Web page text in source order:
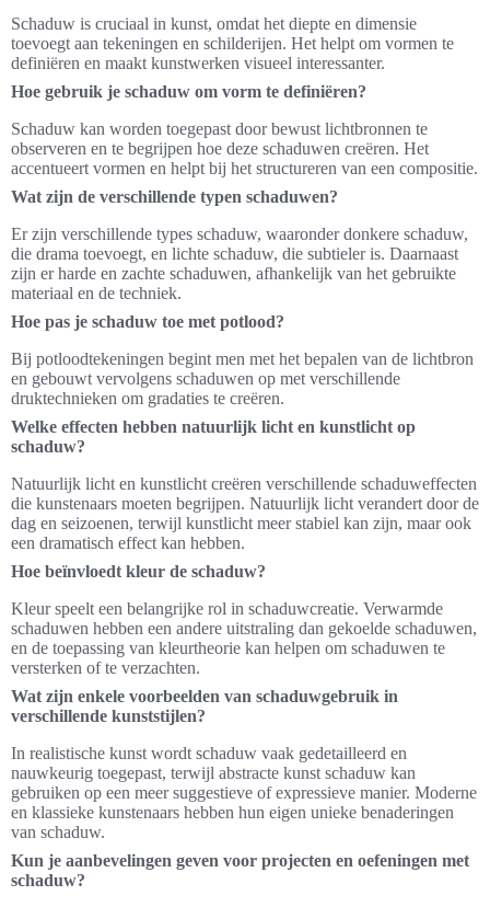
Schaduw is cruciaal in kunst, omdat het diepte en dimensie
toevoegt aan tekeningen en schilderijen. Het helpt om vormen te
definiëren en maakt kunstwerken visueel interessanter.
Hoe gebruik je schaduw om vorm te definiëren?
Schaduw kan worden toegepast door bewust lichtbronnen te
observeren en te begrijpen hoe deze schaduwen creëren. Het
accentueert vormen en helpt bij het structureren van een compositie.
Wat zijn de verschillende typen schaduwen?
Er zijn verschillende types schaduw, waaronder donkere schaduw,
die drama toevoegt, en lichte schaduw, die subtieler is. Daarnaast
zijn er harde en zachte schaduwen, afhankelijk van het gebruikte
materiaal en de techniek.
Hoe pas je schaduw toe met potlood?
Bij potloodtekeningen begint men met het bepalen van de lichtbron
en gebouwt vervolgens schaduwen op met verschillende
druktechnieken om gradaties te creëren.
Welke effecten hebben natuurlijk licht en kunstlicht op
schaduw?
Natuurlijk licht en kunstlicht creëren verschillende schaduweffecten
die kunstenaars moeten begrijpen. Natuurlijk licht verandert door de
dag en seizoenen, terwijl kunstlicht meer stabiel kan zijn, maar ook
een dramatisch effect kan hebben.
Hoe beïnvloedt kleur de schaduw?
Kleur speelt een belangrijke rol in schaduwcreatie. Verwarmde
schaduwen hebben een andere uitstraling dan gekoelde schaduwen,
en de toepassing van kleurtheorie kan helpen om schaduwen te
versterken of te verzachten.
Wat zijn enkele voorbeelden van schaduwgebruik in
verschillende kunststijlen?
In realistische kunst wordt schaduw vaak gedetailleerd en
nauwkeurig toegepast, terwijl abstracte kunst schaduw kan
gebruiken op een meer suggestieve of expressieve manier. Moderne
en klassieke kunstenaars hebben hun eigen unieke benaderingen
van schaduw.
Kun je aanbevelingen geven voor projecten en oefeningen met
schaduw?